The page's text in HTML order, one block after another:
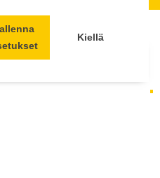
Kiellä
ja
Lähetä Spostia
Lähetä WhatsApp viesti